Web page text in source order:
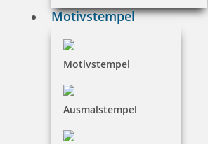
Motivstempel
Motivstempel
Ausmalstempel
18,80 €
Jetzt gestalten